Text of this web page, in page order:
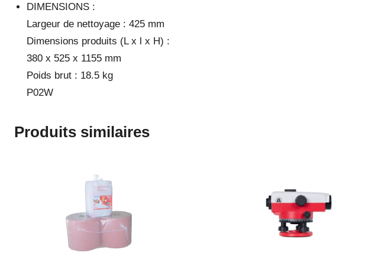
DIMENSIONS :
Largeur de nettoyage : 425 mm
Dimensions produits (L x l x H) :
380 x 525 x 1155 mm
Poids brut : 18.5 kg
P02W
Produits similaires